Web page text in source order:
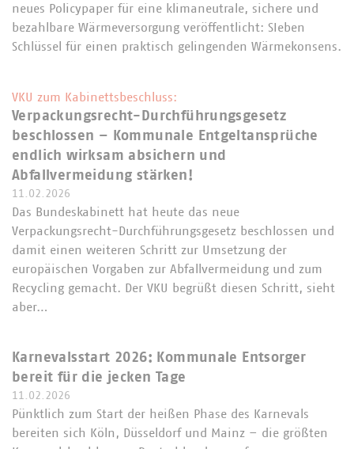
neues Policypaper für eine klimaneutrale, sichere und
bezahlbare Wärmeversorgung veröffentlicht: SIeben
Schlüssel für einen praktisch gelingenden Wärmekonsens.
VKU zum Kabinettsbeschluss:
Verpackungsrecht-Durchführungsgesetz
beschlossen – Kommunale Entgeltansprüche
endlich wirksam absichern und
Abfallvermeidung stärken!
11.02.2026
Das Bundeskabinett hat heute das neue
Verpackungsrecht-Durchführungsgesetz beschlossen und
damit einen weiteren Schritt zur Umsetzung der
europäischen Vorgaben zur Abfallvermeidung und zum
Recycling gemacht. Der VKU begrüßt diesen Schritt, sieht
aber…
Karnevalsstart 2026: Kommunale Entsorger
bereit für die jecken Tage
11.02.2026
Pünktlich zum Start der heißen Phase des Karnevals
bereiten sich Köln, Düsseldorf und Mainz – die größten